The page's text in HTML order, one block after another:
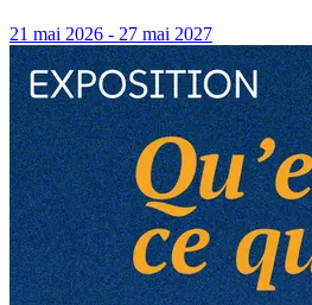
21 mai 2026 - 27 mai 2027